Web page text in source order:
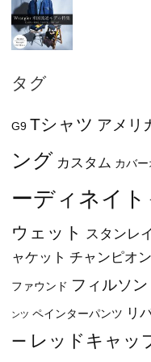
タグ
G9 Tシャツ アメリ
ング カスタム カバ
ーディネイト
ウェット スタンレイ
ャケット チャンピオン
ファウンド フィルソン
ンツ ペインターパンツ リ
ー レッドキャッ